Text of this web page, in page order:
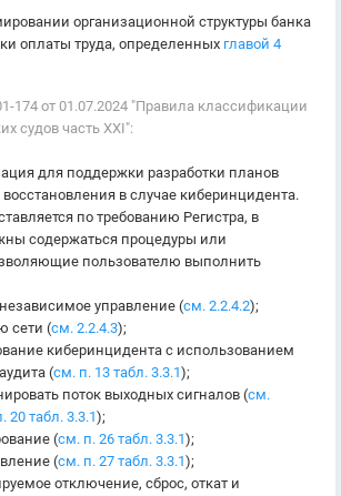
организационной структуры банка
оплаты труда, определенных главой 4
174 от 01.07.2024 "Правила классификации
судов часть XXI":
для поддержки разработки планов
восстановления в случае киберинцидента.
по требованию Регистра, в
содержаться процедуры или
пользователю выполнить
управление (см. 2.2.4.2);
сети (см. 2.2.4.3);
киберинцидента с использованием
(см. п. 13 табл. 3.3.1);
поток выходных сигналов (см.
20 табл. 3.3.1);
(см. п. 26 табл. 3.3.1);
(см. п. 27 табл. 3.3.1);
отключение, сброс, откат и